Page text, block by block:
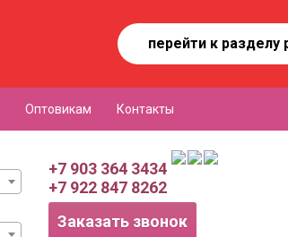
перейти к разделу
Оптовикам Контакты
+7 903 364 3434
+7 922 847 8262
Заказать звонок